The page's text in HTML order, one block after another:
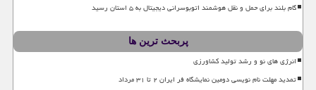
گام بلند برای حمل و نقل هوشمند اتوبوسرانی دیجیتال به ۵ استان رسید
پربحث ترین ها
انرژی های نو و رشد تولید کشاورزی
تمدید مهلت نام نویسی دومین نمایشگاه فر ایران ۲ تا ۳۱ مرداد